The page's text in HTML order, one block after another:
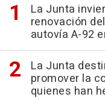
La Junta
renovación
autovía A-92
La Junta
promover la
quienes han